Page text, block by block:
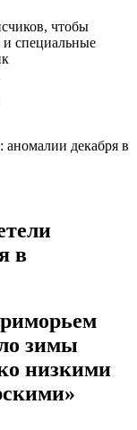
чтобы
и специальные
в
зимы
низкими